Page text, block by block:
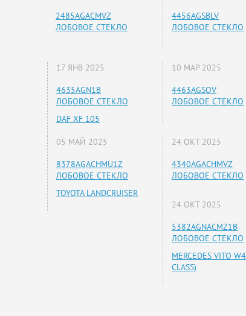
2485AGACMVZ
ЛОБОВОЕ СТЕКЛО
4456AGSBLV
ЛОБОВОЕ СТЕКЛО
17 ЯНВ 2025
4635AGN1B
ЛОБОВОЕ СТЕКЛО
DAF XF 105
10 МАР 2025
4463AGSOV
ЛОБОВОЕ СТЕКЛО
05 МАЙ 2025
8378AGACHMU1Z
ЛОБОВОЕ СТЕКЛО
TOYOTA LANDCRUISER
24 ОКТ 2025
4340AGACHMVZ
ЛОБОВОЕ СТЕКЛО
24 ОКТ 2025
5382AGNACMZ1B
ЛОБОВОЕ СТЕКЛО
MERCEDES VITO
CLASS)